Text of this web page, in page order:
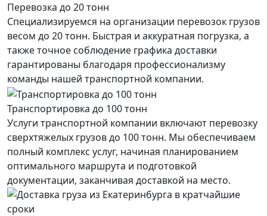
Перевозка до 20 тонн
Специализируемся на организации перевозок грузов
весом до 20 тонн. Быстрая и аккуратная погрузка, а
также точное соблюдение графика доставки
гарантированы благодаря профессионализму
команды нашей транспортной компании.
Транспортировка до 100 тонн
Услуги транспортной компании включают перевозку
сверхтяжелых грузов до 100 тонн. Мы обеспечиваем
полный комплекс услуг, начиная планированием
оптимального маршрута и подготовкой
документации, заканчивая доставкой на место.